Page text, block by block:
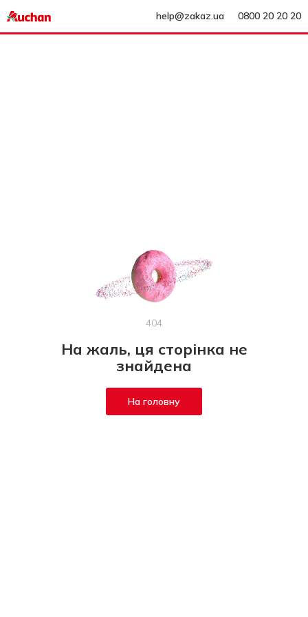
help@zakaz.ua 0800 20 20 20
404
На жаль, ця сторінка не
знайдена
На головну